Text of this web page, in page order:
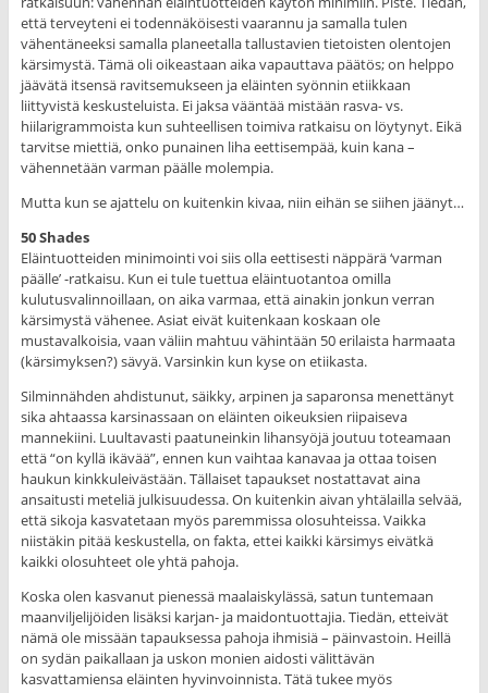
että terveyteni ei todennäköisesti vaarannu ja samalla tulen
vähentäneeksi samalla planeetalla tallustavien tietoisten olentojen
kärsimystä. Tämä oli oikeastaan aika vapauttava päätös; on helppo
jäävätä itsensä ravitsemukseen ja eläinten syönnin etiikkaan
liittyvistä keskusteluista. Ei jaksa vääntää mistään rasva- vs.
hiilarigrammoista kun suhteellisen toimiva ratkaisu on löytynyt. Eikä
tarvitse miettiä, onko punainen liha eettisempää, kuin kana –
vähennetään varman päälle molempia.
Mutta kun se ajattelu on kuitenkin kivaa, niin eihän se siihen jäänyt…
50 Shades
Eläintuotteiden minimointi voi siis olla eettisesti näppärä ‘varman
päälle’ -ratkaisu. Kun ei tule tuettua eläintuotantoa omilla
kulutusvalinnoillaan, on aika varmaa, että ainakin jonkun verran
kärsimystä vähenee. Asiat eivät kuitenkaan koskaan ole
mustavalkoisia, vaan väliin mahtuu vähintään 50 erilaista harmaata
(kärsimyksen?) sävyä. Varsinkin kun kyse on etiikasta.
Silminnähden ahdistunut, säikky, arpinen ja saparonsa menettänyt
sika ahtaassa karsinassaan on eläinten oikeuksien riipaiseva
mannekiini. Luultavasti paatuneinkin lihansyöjä joutuu toteamaan
että “on kyllä ikävää”, ennen kun vaihtaa kanavaa ja ottaa toisen
haukun kinkkuleivästään. Tällaiset tapaukset nostattavat aina
ansaitusti meteliä julkisuudessa. On kuitenkin aivan yhtälailla selvää,
että sikoja kasvatetaan myös paremmissa olosuhteissa. Vaikka
niistäkin pitää keskustella, on fakta, ettei kaikki kärsimys eivätkä
kaikki olosuhteet ole yhtä pahoja.
Koska olen kasvanut pienessä maalaiskylässä, satun tuntemaan
maanviljelijöiden lisäksi karjan- ja maidontuottajia. Tiedän, etteivät
nämä ole missään tapauksessa pahoja ihmisiä – päinvastoin. Heillä
on sydän paikallaan ja uskon monien aidosti välittävän
kasvattamiensa eläinten hyvinvoinnista. Tätä tukee myös